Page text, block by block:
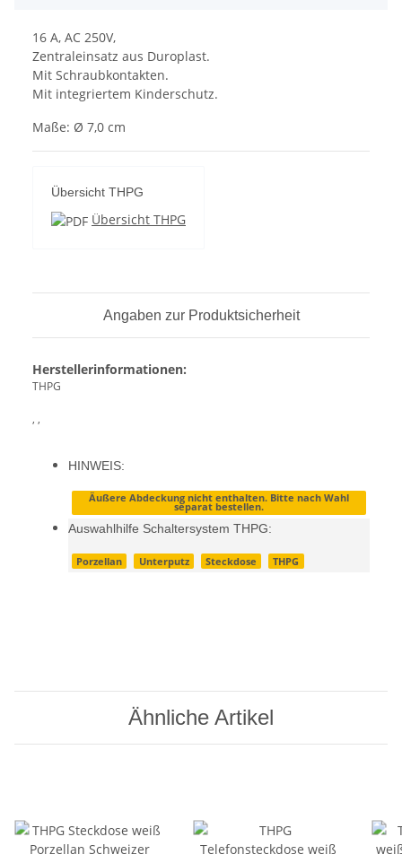
16 A, AC 250V,
Zentraleinsatz aus Duroplast.
Mit Schraubkontakten.
Mit integriertem Kinderschutz.
Maße: Ø 7,0 cm
Übersicht THPG
Übersicht THPG
Angaben zur Produktsicherheit
Herstellerinformationen:
THPG
, ,
HINWEIS:
Äußere Abdeckung nicht enthalten. Bitte nach Wahl
separat bestellen.
Auswahlhilfe Schaltersystem THPG:
Porzellan Unterputz Steckdose THPG
Ähnliche Artikel